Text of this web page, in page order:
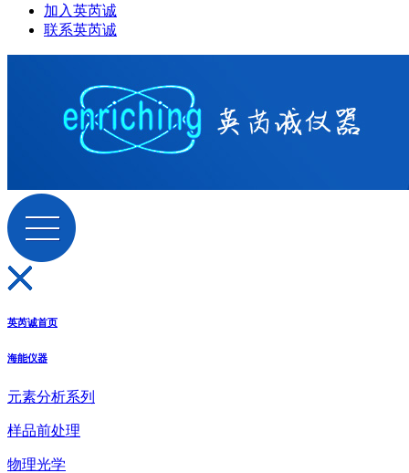
加入英芮诚
联系英芮诚
英芮诚首页
海能仪器
元素分析系列
样品前处理
物理光学